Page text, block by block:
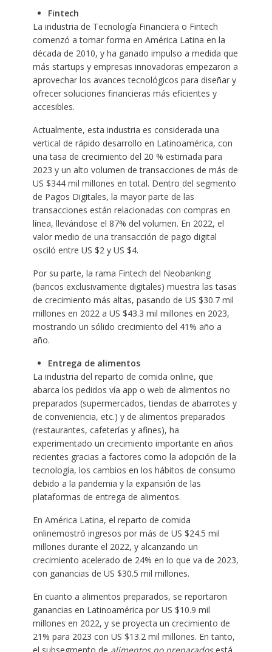
Fintech
La industria de Tecnología Financiera o Fintech
comenzó a tomar forma en América Latina en la
década de 2010, y ha ganado impulso a medida que
más startups y empresas innovadoras empezaron a
aprovechar los avances tecnológicos para diseñar y
ofrecer soluciones financieras más eficientes y
accesibles.
Actualmente, esta industria es considerada una
vertical de rápido desarrollo en Latinoamérica, con
una tasa de crecimiento del 20 % estimada para
2023 y un alto volumen de transacciones de más de
US $344 mil millones en total. Dentro del segmento
de Pagos Digitales, la mayor parte de las
transacciones están relacionadas con compras en
línea, llevándose el 87% del volumen. En 2022, el
valor medio de una transacción de pago digital
osciló entre US $2 y US $4.
Por su parte, la rama Fintech del Neobanking
(bancos exclusivamente digitales) muestra las tasas
de crecimiento más altas, pasando de US $30.7 mil
millones en 2022 a US $43.3 mil millones en 2023,
mostrando un sólido crecimiento del 41% año a
año.
Entrega de alimentos
La industria del reparto de comida online, que
abarca los pedidos vía app o web de alimentos no
preparados (supermercados, tiendas de abarrotes y
de conveniencia, etc.) y de alimentos preparados
(restaurantes, cafeterías y afines), ha
experimentado un crecimiento importante en años
recientes gracias a factores como la adopción de la
tecnología, los cambios en los hábitos de consumo
debido a la pandemia y la expansión de las
plataformas de entrega de alimentos.
En América Latina, el reparto de comida
onlinemostró ingresos por más de US $24.5 mil
millones durante el 2022, y alcanzando un
crecimiento acelerado de 24% en lo que va de 2023,
con ganancias de US $30.5 mil millones.
En cuanto a alimentos preparados, se reportaron
ganancias en Latinoamérica por US $10.9 mil
millones en 2022, y se proyecta un crecimiento de
21% para 2023 con US $13.2 mil millones. En tanto,